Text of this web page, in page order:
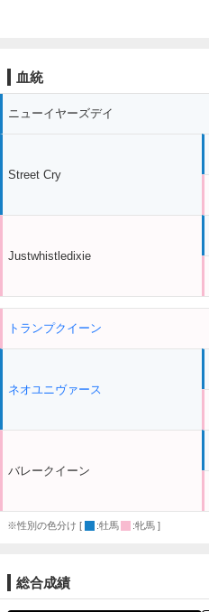
血統
ニューイヤーズデイ
Street Cry
Justwhistledixie
トランプクイーン
ネオユニヴァース
バレークイーン
※性別の色分け [ :牡馬 :牝馬 ]
総合成績